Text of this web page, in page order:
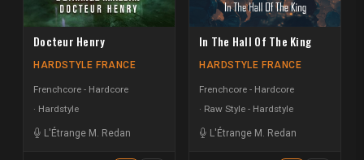
Docteur Henry
HARDSTYLE FRANCE
Frenchcore - Hardcore
Hardstyle
L'Étrange M. Redan
In The Hall Of The King
HARDSTYLE FRANCE
Frenchcore - Hardcore
Raw Style - Hardstyle
L'Étrange M. Redan